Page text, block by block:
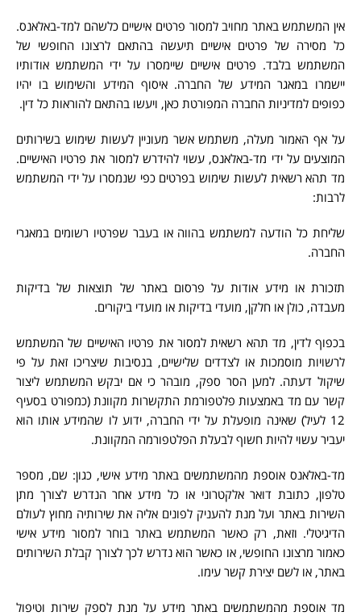
אין המשתמש באתר מחויב למסור פרטים אישיים כלשהם למד-באלאנס.
כל מסירה של פרטים אישיים תיעשה בהתאם לרצונו החופשי של
המשתמש בלבד. פרטים אישיים שיימסרו על ידי המשתמש אודותיו
יישמרו במאגר המידע של החברה. איסוף המידע והשימוש בו יהיו
כפופים למדיניות החברה המפורטת כאן, ויעשו בהתאם להוראות כל דין.
על אף האמור מעלה, משתמש אשר מעוניין לעשות שימוש בשירותים
המוצעים על ידי מד-באלאנס, עשוי להידרש למסור את פרטיו האישיים.
מד תהא רשאית לעשות שימוש בפרטים כפי שנמסרו על ידי המשתמש
לרבות:
שליחת כל הודעה למשתמש בהווה או בעבר שפרטיו רשומים במאגרי
החברה.
תזכורת או מידע אודות על פרסום באתר של תוצאות של בדיקות
מעבדה, כולן או חלקן, מועדי בדיקות או מועדי ביקורים.
בכפוף לדין, מד תהא רשאית למסור את פרטיו האישיים של המשתמש
לרשויות מוסמכות או לצדדים שלישיים, בנסיבות שיצריכו זאת על פי
שיקול דעתה. למען הסר ספק, מובהר כי אם יבקש המשתמש ליצור
קשר עם מד באמצעות פלטפורמת התקשרות מקוונת (כמפורט בסעיף
‏12 לעיל) שאינה מופעלת על ידי החברה, ידוע לו שהמידע אותו הוא
יעביר עשוי להיות חשוף לבעלת הפלטפורמה המקוונת.
מד-באלאנס אוספת מהמשתמשים באתר מידע אישי, כגון: שם, מספר
טלפון, כתובת דואר אלקטרוני או כל מידע אחר הנדרש לצורך מתן
השירות באתר ועל מנת להעניק לפונים אליה את שירותיה מחוץ לעולם
הדיגיטלי. וזאת, רק כאשר המשתמש באתר בוחר למסור מידע אישי
כאמור מרצונו החופשי, או כאשר הוא נדרש לכך לצורך קבלת השירותים
באתר, או לשם יצירת קשר עימו.
מד אוספת מהמשתמשים באתר מידע על מנת לספק שירות וטיפול